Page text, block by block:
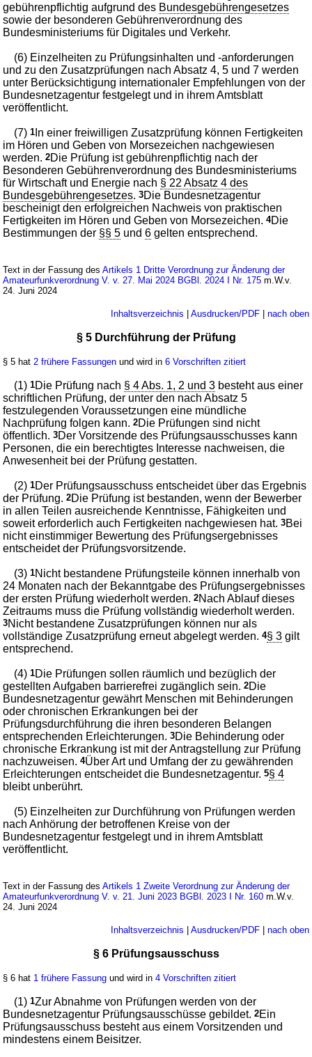
gebührenpflichtig aufgrund des Bundesgebührengesetzes
sowie der besonderen Gebührenverordnung des
Bundesministeriums für Digitales und Verkehr.
(6) Einzelheiten zu Prüfungsinhalten und -anforderungen
und zu den Zusatzprüfungen nach Absatz 4, 5 und 7 werden
unter Berücksichtigung internationaler Empfehlungen von der
Bundesnetzagentur festgelegt und in ihrem Amtsblatt
veröffentlicht.
(7)1 In einer freiwilligen Zusatzprüfung können Fertigkeiten
im Hören und Geben von Morsezeichen nachgewiesen
werden.2Die Prüfung ist gebührenpflichtig nach der
Besonderen Gebührenverordnung des Bundesministeriums
für Wirtschaft und Energie nach § 22 Absatz 4 des
Bundesgebührengesetzes.3Die Bundesnetzagentur
bescheinigt den erfolgreichen Nachweis von praktischen
Fertigkeiten im Hören und Geben von Morsezeichen.4Die
Bestimmungen der §§ 5 und6 gelten entsprechend.
Text in der Fassung desArtikels 1 Dritte Verordnung zur Änderung der
Amateurfunkverordnung V. v. 27. Mai 2024 BGBl. 2024 I Nr. 175 m.W.v.
24. Juni 2024
Inhaltsverzeichnis | Ausdrucken/PDF| nach oben
§ 5 Durchführung der Prüfung
§ 5 hat 2 frühere Fassungen und wird in6 Vorschriften zitiert
(1)1Die Prüfung nach § 4 Abs. 1, 2 und 3 besteht aus einer
schriftlichen Prüfung, der unter den nach Absatz 5
festzulegenden Voraussetzungen eine mündliche
Nachprüfung folgen kann.2Die Prüfungen sind nicht
öffentlich.3Der Vorsitzende des Prüfungsausschusses kann
Personen, die ein berechtigtes Interesse nachweisen, die
Anwesenheit bei der Prüfung gestatten.
(2)1Der Prüfungsausschuss entscheidet über das Ergebnis
der Prüfung.2Die Prüfung ist bestanden, wenn der Bewerber
in allen Teilen ausreichende Kenntnisse, Fähigkeiten und
soweit erforderlich auch Fertigkeiten nachgewiesen hat.3Bei
nicht einstimmiger Bewertung des Prüfungsergebnisses
entscheidet der Prüfungsvorsitzende.
(3)1Nicht bestandene Prüfungsteile können innerhalb von
24 Monaten nach der Bekanntgabe des Prüfungsergebnisses
der ersten Prüfung wiederholt werden.2Nach Ablauf dieses
Zeitraums muss die Prüfung vollständig wiederholt werden.
3Nicht bestandene Zusatzprüfungen können nur als
vollständige Zusatzprüfung erneut abgelegt werden.4§ 3 gilt
entsprechend.
(4)1Die Prüfungen sollen räumlich und bezüglich der
gestellten Aufgaben barrierefrei zugänglich sein.2Die
Bundesnetzagentur gewährt Menschen mit Behinderungen
oder chronischen Erkrankungen bei der
Prüfungsdurchführung die ihren besonderen Belangen
entsprechenden Erleichterungen.3Die Behinderung oder
chronische Erkrankung ist mit der Antragstellung zur Prüfung
nachzuweisen.4Über Art und Umfang der zu gewährenden
Erleichterungen entscheidet die Bundesnetzagentur.5§ 4
bleibt unberührt.
(5) Einzelheiten zur Durchführung von Prüfungen werden
nach Anhörung der betroffenen Kreise von der
Bundesnetzagentur festgelegt und in ihrem Amtsblatt
veröffentlicht.
Text in der Fassung desArtikels 1 Zweite Verordnung zur Änderung der
Amateurfunkverordnung V. v. 21. Juni 2023 BGBl. 2023 I Nr. 160 m.W.v.
24. Juni 2024
Inhaltsverzeichnis | Ausdrucken/PDF| nach oben
§ 6 Prüfungsausschuss
§ 6 hat 1 frühere Fassung und wird in4 Vorschriften zitiert
(1)1Zur Abnahme von Prüfungen werden von der
Bundesnetzagentur Prüfungsausschüsse gebildet.2Ein
Prüfungsausschuss besteht aus einem Vorsitzenden und
mindestens einem Beisitzer.